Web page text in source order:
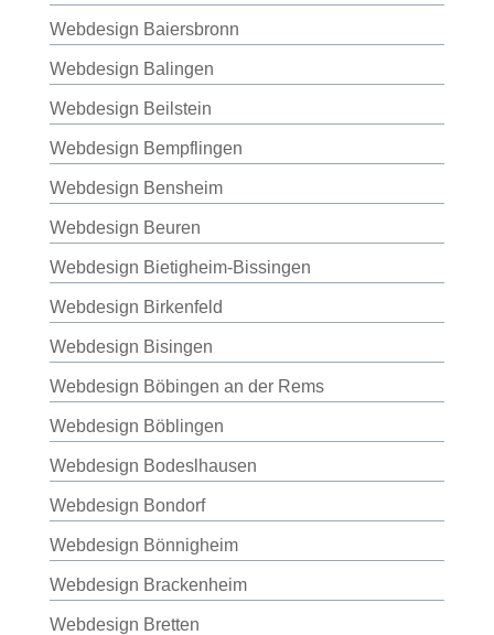
Webdesign Baiersbronn
Webdesign Balingen
Webdesign Beilstein
Webdesign Bempflingen
Webdesign Bensheim
Webdesign Beuren
Webdesign Bietigheim-Bissingen
Webdesign Birkenfeld
Webdesign Bisingen
Webdesign Böbingen an der Rems
Webdesign Böblingen
Webdesign Bodeslhausen
Webdesign Bondorf
Webdesign Bönnigheim
Webdesign Brackenheim
Webdesign Bretten